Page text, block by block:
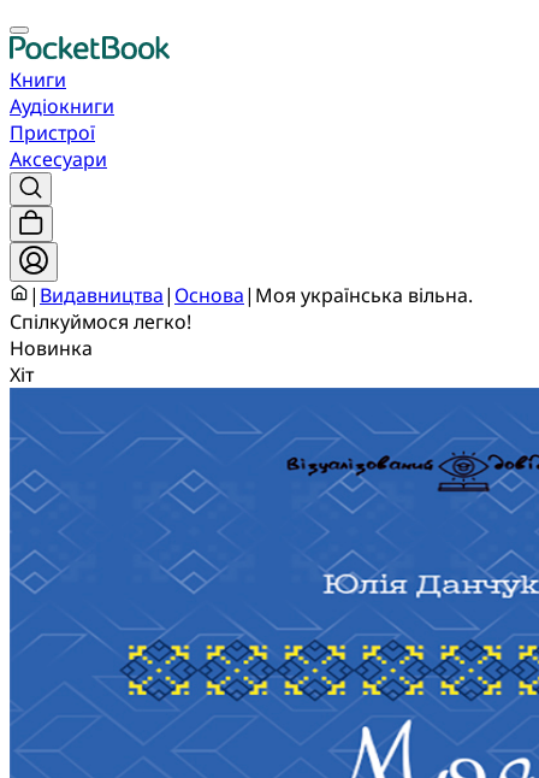
Книги
Аудіокниги
Пристрої
Аксесуари
| Видавництва| Основа| Моя українська вільна.
Спілкуймося легко!
Новинка
Хіт